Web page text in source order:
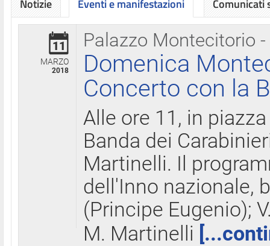
Notizie Eventi e manifestazioni
Palazzo Montecitorio
11
MARZO
2018
Domenica
Concerto con la
Alle ore 11, in
Banda dei
Martinelli. Il
dell'Inno nazionale,
(Principe Eugenio);
M. Martinelli
Comunicati